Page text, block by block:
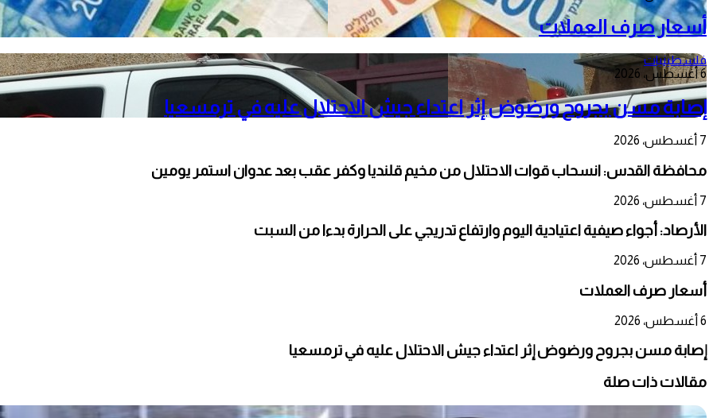
أسعار صرف العملات
فلسطينيات
6 أغسطس، 2026
إصابة مسن بجروح ورضوض إثر اعتداء جيش الاحتلال عليه في ترمسعيا
7 أغسطس، 2026
محافظة القدس: انسحاب قوات الاحتلال من مخيم قلنديا وكفر عقب بعد عدوان استمر يومين
7 أغسطس، 2026
الأرصاد: أجواء صيفية اعتيادية اليوم وارتفاع تدريجي على الحرارة بدءا من السبت
7 أغسطس، 2026
أسعار صرف العملات
6 أغسطس، 2026
إصابة مسن بجروح ورضوض إثر اعتداء جيش الاحتلال عليه في ترمسعيا
مقالات ذات صلة